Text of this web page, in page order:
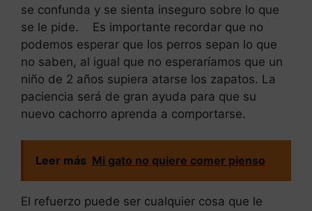
se confunda y se sienta inseguro sobre lo que
se le pide. Es importante recordar que no
podemos esperar que los perros sepan lo que
no saben, al igual que no esperaríamos que un
niño de 2 años supiera atarse los zapatos. La
paciencia será de gran ayuda para que su
nuevo cachorro aprenda a comportarse.
Leer más Mi gato no quiere comer pienso
El refuerzo puede ser cualquier cosa que le